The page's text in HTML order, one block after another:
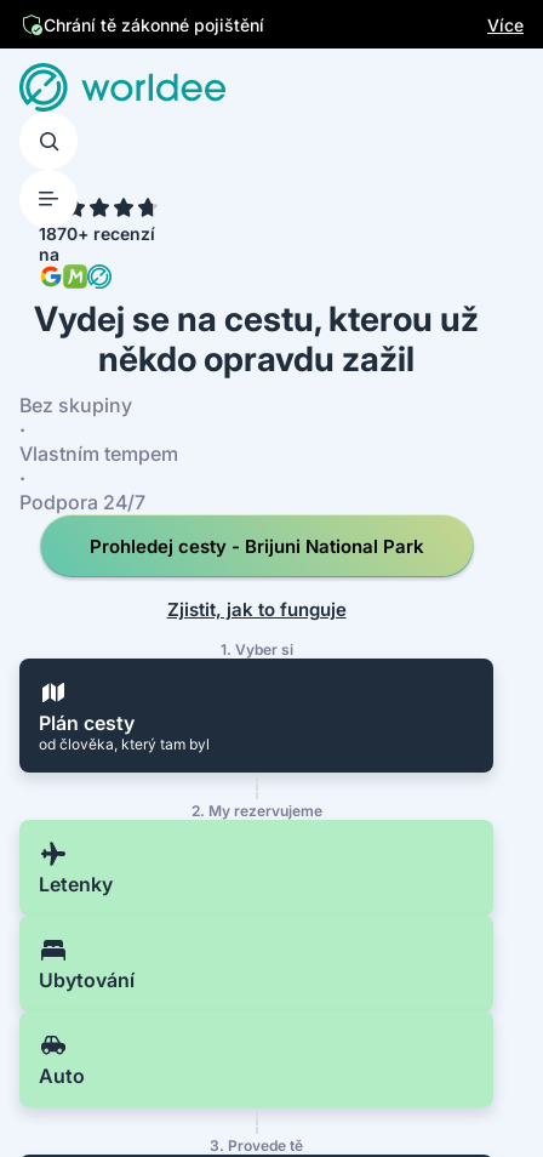
Chrání tě zákonné pojištění
Více
1870+ recenzí
na
Vydej se na cestu, kterou už
někdo opravdu zažil
Bez skupiny
·
Vlastním tempem
·
Podpora 24/7
Prohledej cesty - Brijuni National Park
Zjistit, jak to funguje
1. Vyber si
Plán cesty
od člověka, který tam byl
2. My rezervujeme
Letenky
Ubytování
Auto
3. Provede tě